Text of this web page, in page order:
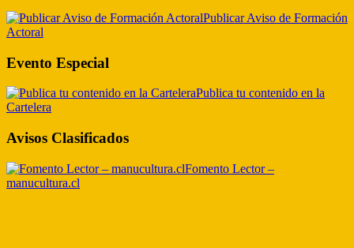
Publicar Aviso de Formación
Actoral
Evento Especial
Publica tu contenido en la
Cartelera
Avisos Clasificados
Fomento Lector –
manucultura.cl